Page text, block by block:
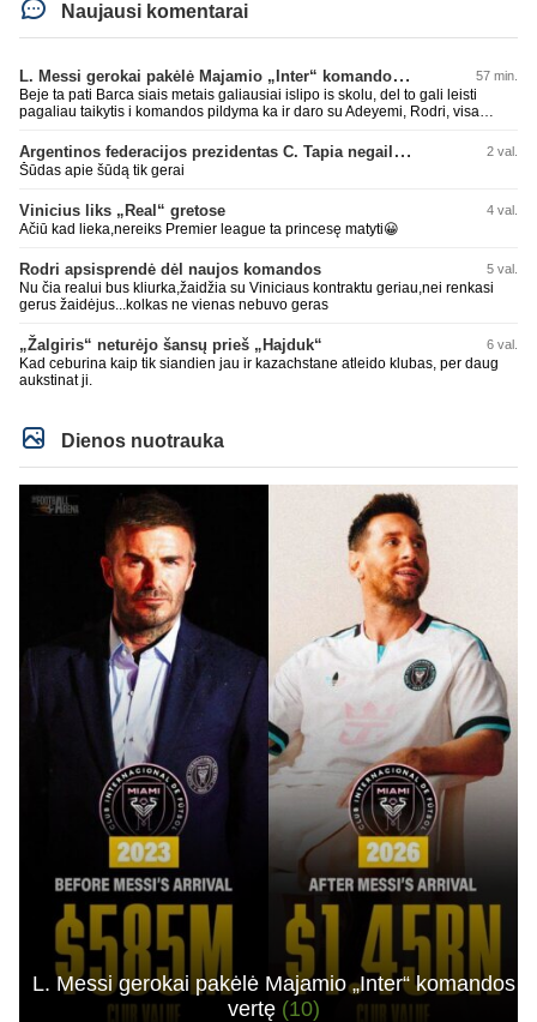
Naujausi komentarai
L. Messi gerokai pakėlė Majamio „Inter“ komandos vertę 57 min.
Beje ta pati Barca siais metais galiausiai islipo is skolu, del to gali leisti
pagaliau taikytis i komandos pildyma ka ir daro su Adeyemi, Rodri, visa
Argentinos federacijos prezidentas C. Tapia negailėjo pagyrų G. Infantino 2 val.
Šūdas apie šūdą tik gerai
Vinicius liks „Real“ gretose 4 val.
Ačiū kad lieka,nereiks Premier league ta princesę matyti😀
Rodri apsisprendė dėl naujos komandos 5 val.
Nu čia realui bus kliurka,žaidžia su Viniciaus kontraktu geriau,nei renkasi
gerus žaidėjus...kolkas ne vienas nebuvo geras
„Žalgiris“ neturėjo šansų prieš „Hajduk“ 6 val.
Kad ceburina kaip tik siandien jau ir kazachstane atleido klubas, per daug
aukstinat ji.
Dienos nuotrauka
L. Messi gerokai pakėlė Majamio „Inter“ komandos
vertę (10)